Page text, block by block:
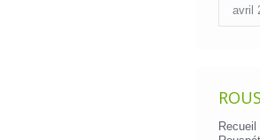
des
billets